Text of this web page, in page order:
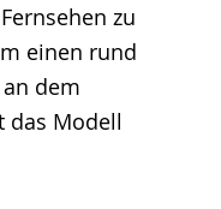
zu
einen rund
dem
das Modell